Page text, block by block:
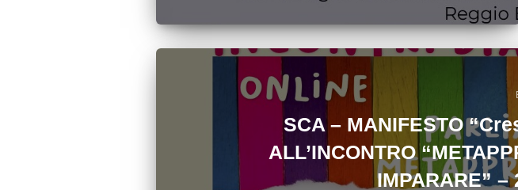
SCA – MANIFESTO
ALL’INCONTRO
IMPARARE” –